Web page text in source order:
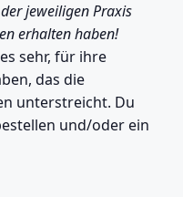
jeweiligen Praxis
erhalten haben!
sehr, für ihre
das die
unterstreicht. Du
und/oder ein